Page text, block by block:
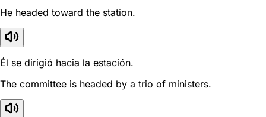
He headed toward the station.
Él se dirigió hacia la estación.
The committee is headed by a trio of ministers.